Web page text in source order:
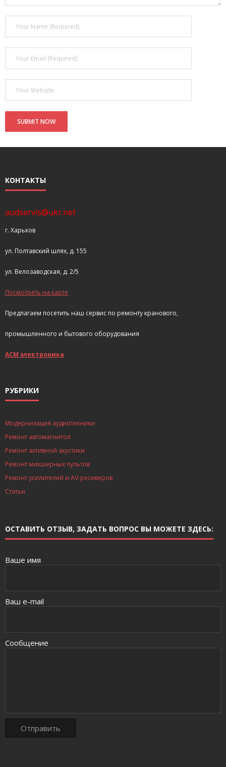
Cart (0Items)
КОНТАКТЫ
audservis@ukr.net
г. Харьков
ул. Полтавский шлях, д. 155
ул. Велозаводская, д. 2/5
Посмотреть на карте
Предлагаем посетить наш сервис по ремонту кранового,
промышленного и бытового оборудования
АСМ электроника
РУБРИКИ
Модернизация аудиотехники
Ремонт автомагнитол
Ремонт активной акустики
Ремонт микшерных пультов
Ремонт усилителей и AV-ресиверов
Статьи
ОСТАВИТЬ ОТЗЫВ, ЗАДАТЬ ВОПРОС ВЫ МОЖЕТЕ ЗДЕСЬ:
Ваше имя
Ваш e-mail
Сообщение